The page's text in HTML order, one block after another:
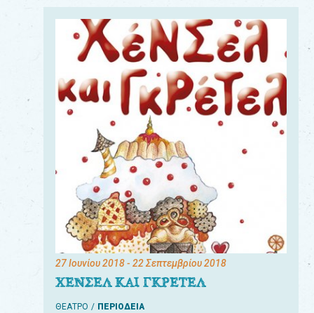
27 Ιουνίου 2018- 22 Σεπτεμβρίου 2018
ΧΕΝΣΕΛ ΚΑΙ ΓΚΡΕΤΕΛ
ΘΕΑΤΡΟ ΠΕΡΙΟΔΕΙΑ